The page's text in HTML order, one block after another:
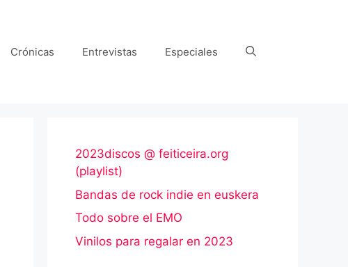
Crónicas Entrevistas Especiales
2023discos @ feiticeira.org
(playlist)
Bandas de rock indie en euskera
Todo sobre el EMO
Vinilos para regalar en 2023